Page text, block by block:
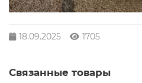
18.09.2025 1705
Связанные товары